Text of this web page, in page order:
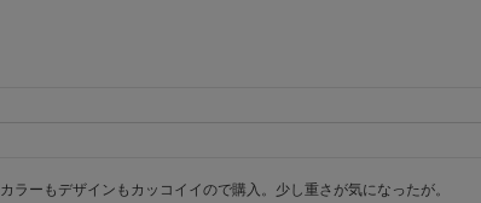
カラーもデザインもカッコイイので購入。少し重さが気になったが。